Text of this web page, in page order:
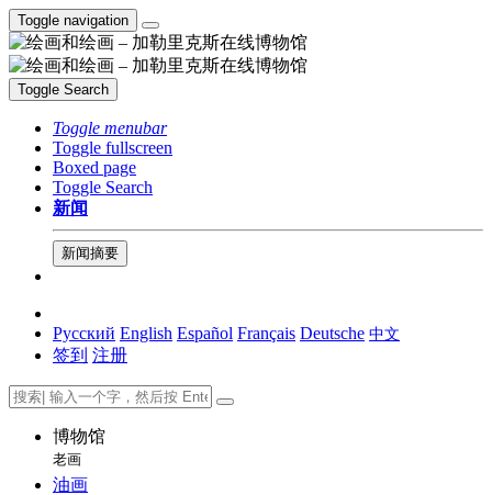
Toggle navigation
Toggle Search
Toggle menubar
Toggle fullscreen
Boxed page
Toggle Search
新闻
新闻摘要
Русский English Español Français Deutsche 中文
签到 注册
博物馆
老画
油画